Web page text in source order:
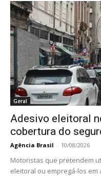
Geral
Adesivo eleitoral
cobertura do
Agência Brasil - 10/08/2026
Motoristas que pretendem
eleitoral ou empregá-los